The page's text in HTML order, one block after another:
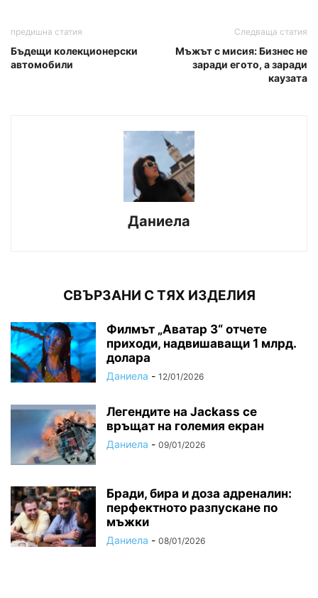
предишна статия
Бъдещи колекционерски
автомобили
Следваща статия
Мъжът с мисия: Бизнес не
заради егото, а заради
каузата
Даниела
СВЪРЗАНИ С ТЯХ ИЗДЕЛИЯ
Филмът „Аватар 3“ отчете
приходи, надвишаващи 1 млрд.
долара
Даниела - 12/01/2026
Легендите на Jackass се
връщат на големия екран
Даниела - 09/01/2026
Бради, бира и доза адреналин:
перфектното разпускане по
мъжки
Даниела - 08/01/2026